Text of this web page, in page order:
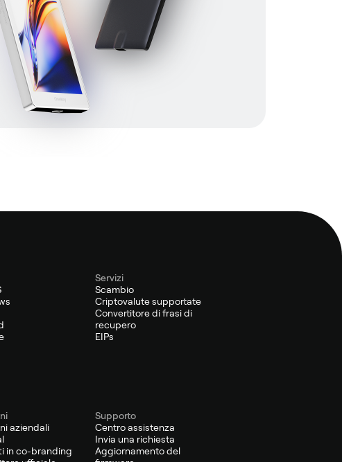
Servizi
Scambio
Criptovalute supportate
Convertitore di frasi di
recupero
EIPs
aziendali
in co-branding
Supporto
Centro assistenza
Invia una richiesta
Aggiornamento del